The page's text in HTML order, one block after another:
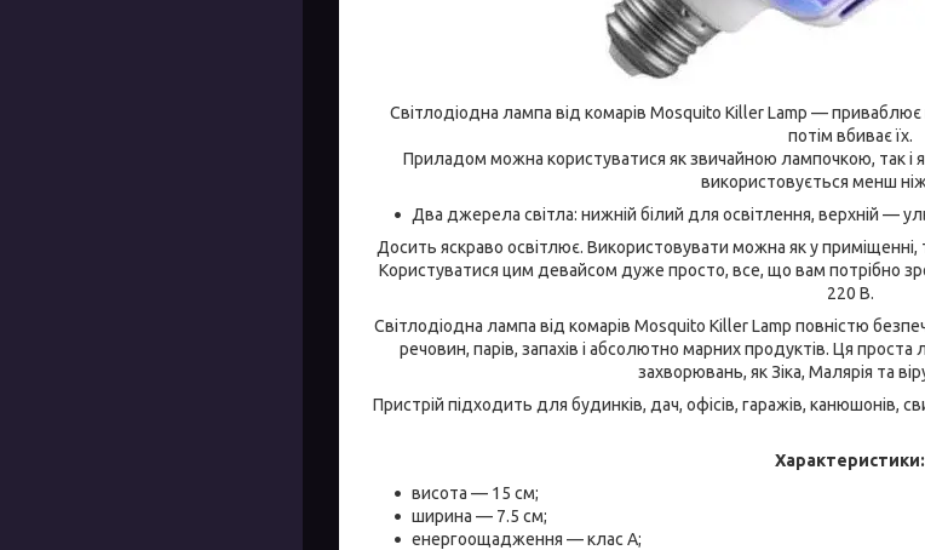
Світлодіодна лампа від комарів Mosquito Killer Lamp —
потім вбиває їх.
Приладом можна користуватися як звичайною лампочкою, так
використовується менш ніж
Два джерела світла: нижній білий для освітлення, верхній —
Досить яскраво освітлює. Використовувати можна як у приміщенні,
Користуватися цим девайсом дуже просто, все, що вам потрібно
220 В.
Світлодіодна лампа від комарів Mosquito Killer Lamp повністю
речовин, парів, запахів і абсолютно марних продуктів. Ця
захворювань, як Зіка, Малярія та
Пристрій підходить для будинків, дач, офісів, гаражів, канюшонів,
Характеристики:
висота — 15 см;
ширина — 7.5 см;
енергоощадження — клас А;